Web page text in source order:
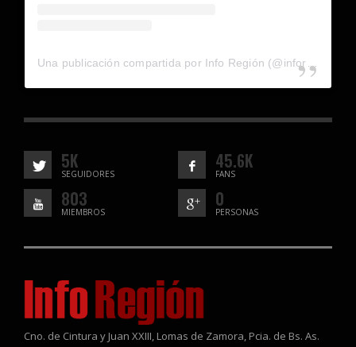
5K
SEGUIDORES
45.6K
FANS
803
MIEMBROS
0
PERSONAS
Cno. de Cintura y Juan XXIII, Lomas de Zamora, Pcia. de Bs. As.